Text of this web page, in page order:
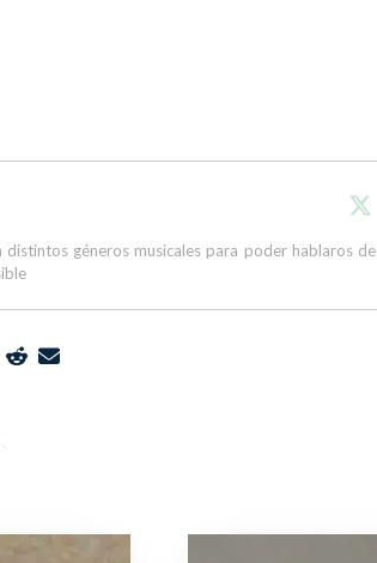
géneros musicales para poder hablaros de